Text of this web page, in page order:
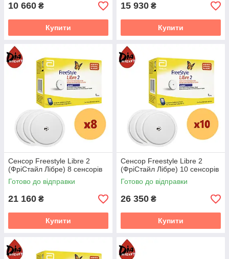
10 660 ₴
Купити
15 930 ₴
Купити
Сенсор Freestyle Libre 2
(ФріСтайл Лібре) 8 сенсорів
Готово до відправки
21 160 ₴
Купити
Сенсор Freestyle Libre 2
(ФріСтайл Лібре) 10 сенсорів
Готово до відправки
26 350 ₴
Купити